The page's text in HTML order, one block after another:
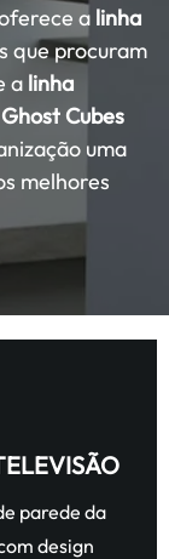
a linha
que procuram
a linha
Cubes
uma
melhores
parede da
design